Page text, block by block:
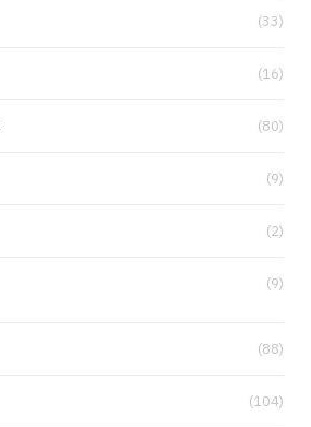
(33)
(16)
(80)
(9)
(2)
(9)
(88)
(104)